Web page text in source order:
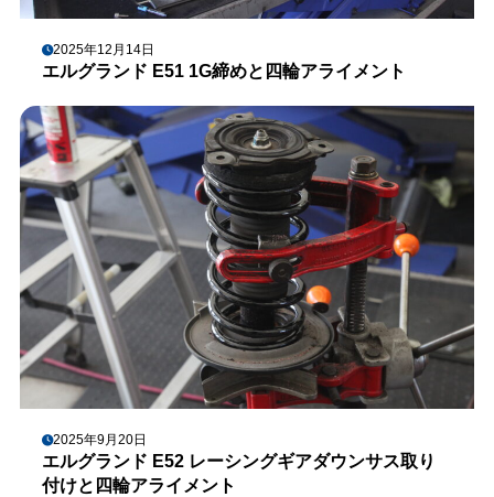
2025年12月14日
エルグランド E51 1G締めと四輪アライメント
2025年9月20日
エルグランド E52 レーシングギアダウンサス取り
付けと四輪アライメント